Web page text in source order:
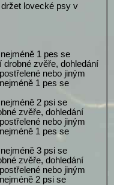
lovecké psy v
1 pes se
zvěře, dohledání
nebo jiným
1 pes se
2 psi se
zvěře, dohledání
nebo jiným
1 pes se
3 psi se
zvěře, dohledání
nebo jiným
2 psi se